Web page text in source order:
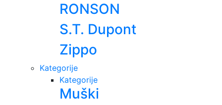
RONSON
S.T. Dupont
Zippo
Kategorije
Kategorije
Muški